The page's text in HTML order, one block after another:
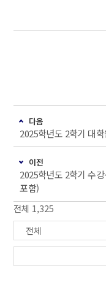
다음
2025학년도 2학기 대
이전
2025학년도 2학기 수
포함)
전체 1,325